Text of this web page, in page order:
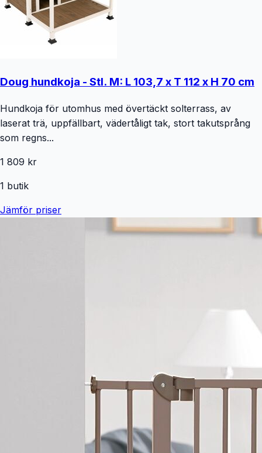
Doug hundkoja - Stl. M: L 103,7 x T 112 x H 70 cm
Hundkoja för utomhus med övertäckt solterrass, av
laserat trä, uppfällbart, vädertåligt tak, stort takutsprång
som regns...
1 809 kr
1 butik
Jämför priser